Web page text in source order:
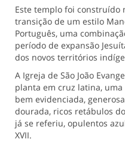
Este templo foi construído
transição de um estilo
Português, uma
período de expansão
dos novos territórios
A Igreja de São João
planta em cruz latina,
bem evidenciada,
dourada, ricos retábulos
já se referiu, opulentos
XVII.